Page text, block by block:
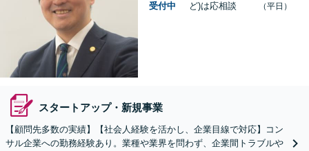
受付中
ど)は応相談
（平日）
スタートアップ・新規事業
【顧問先多数の実績】【社会人経験を活かし、企業目線で対応】コン
サル企業への勤務経験あり。業種や業界を問わず、企業間トラブルや